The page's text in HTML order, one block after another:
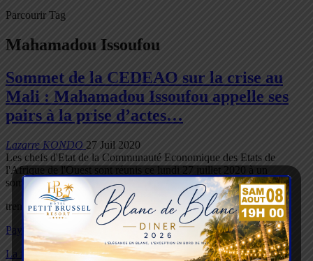
Parcourir Tag
Mahamadou Issoufou
Sommet de la CEDEAO sur la crise au
Mali : Mahamadou Issoufou appelle ses
pairs à la prise d’actes…
Lazarre KONDO 27 Juil 2020
Les chefs d'Etat de la Communauté Economique des Etats de
l'Afrique de l'Ouest sont réunis ce lundi 27 juillet 2020 à un
sommet…
trending now
PayPal : Otto Williams livre les coulisses du déploiement du…
La fête traditionnelle Agbogboza n’aura pas lieu cette…